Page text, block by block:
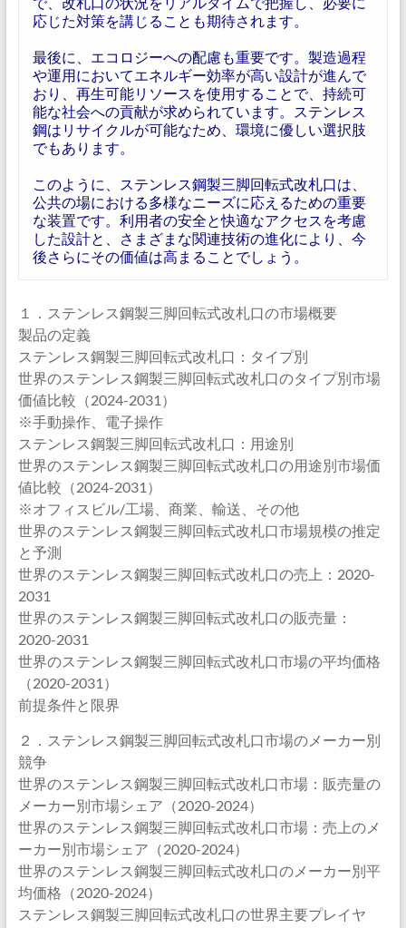
応じた対策を講じることも期待されます。
最後に、エコロジーへの配慮も重要です。製造過程
や運用においてエネルギー効率が高い設計が進んで
おり、再生可能リソースを使用することで、持続可
能な社会への貢献が求められています。ステンレス
鋼はリサイクルが可能なため、環境に優しい選択肢
でもあります。
このように、ステンレス鋼製三脚回転式改札口は、
公共の場における多様なニーズに応えるための重要
な装置です。利用者の安全と快適なアクセスを考慮
した設計と、さまざまな関連技術の進化により、今
後さらにその価値は高まることでしょう。
１．ステンレス鋼製三脚回転式改札口の市場概要
製品の定義
ステンレス鋼製三脚回転式改札口：タイプ別
世界のステンレス鋼製三脚回転式改札口のタイプ別市場
価値比較（2024-2031）
※手動操作、電子操作
ステンレス鋼製三脚回転式改札口：用途別
世界のステンレス鋼製三脚回転式改札口の用途別市場価
値比較（2024-2031）
※オフィスビル/工場、商業、輸送、その他
世界のステンレス鋼製三脚回転式改札口市場規模の推定
と予測
世界のステンレス鋼製三脚回転式改札口の売上：2020-
2031
世界のステンレス鋼製三脚回転式改札口の販売量：
2020-2031
世界のステンレス鋼製三脚回転式改札口市場の平均価格
（2020-2031）
前提条件と限界
２．ステンレス鋼製三脚回転式改札口市場のメーカー別
競争
世界のステンレス鋼製三脚回転式改札口市場：販売量の
メーカー別市場シェア（2020-2024）
世界のステンレス鋼製三脚回転式改札口市場：売上のメ
ーカー別市場シェア（2020-2024）
世界のステンレス鋼製三脚回転式改札口のメーカー別平
均価格（2020-2024）
ステンレス鋼製三脚回転式改札口の世界主要プレイヤ